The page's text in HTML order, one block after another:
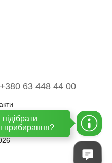
+380 63 448 44 00
сайту
прибирання?